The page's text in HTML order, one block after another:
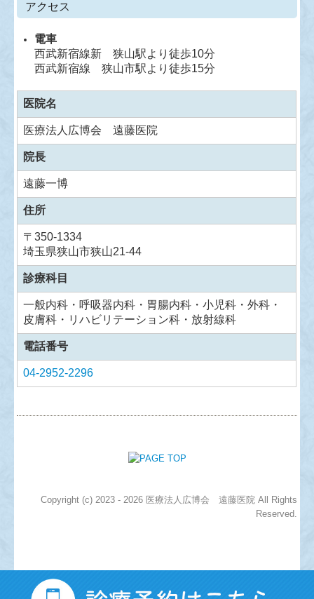
アクセス
電車
西武新宿線新 狭山駅より徒歩10分
西武新宿線 狭山市駅より徒歩15分
医院名
医療法人広博会 遠藤医院
院長
遠藤一博
住所
〒350-1334
埼玉県狭山市狭山21-44
診療科目
一般内科・呼吸器内科・胃腸内科・小児科・外科・
皮膚科・リハビリテーション科・放射線科
電話番号
04-2952-2296
Copyright (c) 2023 - 2026 医療法人広博会 遠藤医院 All Rights
Reserved.